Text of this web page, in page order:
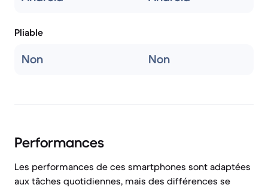
Pliable
Non Non
Performances
Les performances de ces smartphones sont adaptées
aux tâches quotidiennes, mais des différences se